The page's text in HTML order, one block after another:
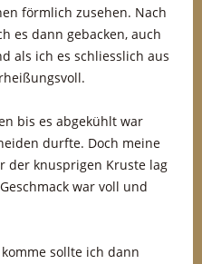
förmlich zusehen. Nach
es dann gebacken, auch
als ich es schliesslich aus
bis es abgekühlt war
durfte. Doch meine
der knusprigen Kruste lag
war voll und
sollte ich dann